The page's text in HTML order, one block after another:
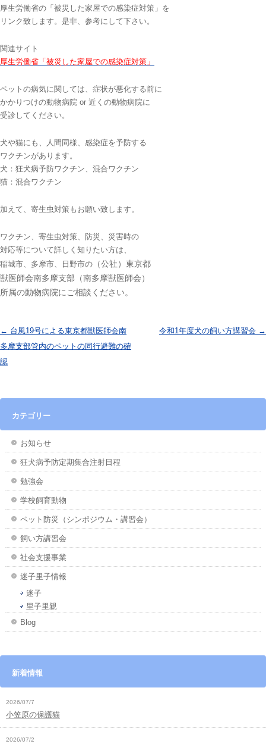
厚生労働省の「被災した家屋での感染症対策」を
リンク致します。是非、参考にして下さい。
関連サイト
厚生労働省「被災した家屋での感染症対策」
ペットの病気に関しては、症状が悪化する前に
かかりつけの動物病院 or 近くの動物病院に
受診してください。
犬や猫にも、人間同様、感染症を予防する
ワクチンがあります。
犬：狂犬病予防ワクチン、混合ワクチン
猫：混合ワクチン
加えて、寄生虫対策もお願い致します。
ワクチン、寄生虫対策、防災、災害時の
対応等について詳しく知りたい方は、
稲城市、多摩市、日野市の （公社）東京都
獣医師会南多摩支部 （南多摩獣医師会）
所属の動物病院にご相談ください。
投稿ナビゲーション
← 台風19号による東京都獣医師会南
多摩支部管内のペットの同行避難の確
認
令和1年度犬の飼い方講習会 →
カテゴリー
お知らせ
狂犬病予防定期集合注射日程
勉強会
学校飼育動物
ペット防災（シンポジウム・講習会）
飼い方講習会
社会支援事業
迷子里子情報
迷子
里子里親
Blog
新着情報
2026/07/7
小笠原の保護猫
2026/07/2